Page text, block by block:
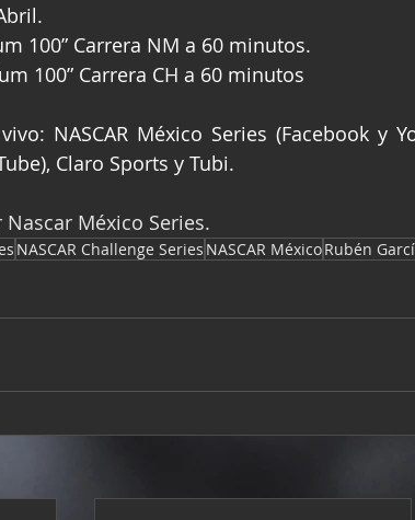
100” Carrera NM a 60 minutos.
100” Carrera CH a 60 minutos
NASCAR México Series (Facebook y
Claro Sports y Tubi.
México Series.
NASCAR Challenge Series NASCAR MéxicoRubén